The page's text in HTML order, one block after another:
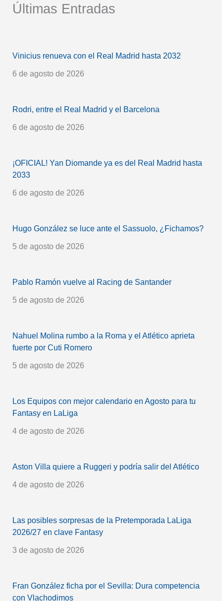
Últimas Entradas
Vinicius renueva con el Real Madrid hasta 2032
6 de agosto de 2026
Rodri, entre el Real Madrid y el Barcelona
6 de agosto de 2026
¡OFICIAL! Yan Diomande ya es del Real Madrid hasta
2033
6 de agosto de 2026
Hugo González se luce ante el Sassuolo, ¿Fichamos?
5 de agosto de 2026
Pablo Ramón vuelve al Racing de Santander
5 de agosto de 2026
Nahuel Molina rumbo a la Roma y el Atlético aprieta
fuerte por Cuti Romero
5 de agosto de 2026
Los Equipos con mejor calendario en Agosto para tu
Fantasy en LaLiga
4 de agosto de 2026
Aston Villa quiere a Ruggeri y podría salir del Atlético
4 de agosto de 2026
Las posibles sorpresas de la Pretemporada LaLiga
2026/27 en clave Fantasy
3 de agosto de 2026
Fran González ficha por el Sevilla: Dura competencia
con Vlachodimos